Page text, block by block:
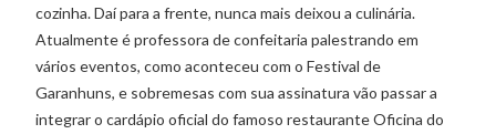
cozinha. Daí para a frente, nunca mais deixou a culinária.
Atualmente é professora de confeitaria palestrando em
vários eventos, como aconteceu com o Festival de
Garanhuns, e sobremesas com sua assinatura vão passar a
integrar o cardápio oficial do famoso restaurante Oficina do